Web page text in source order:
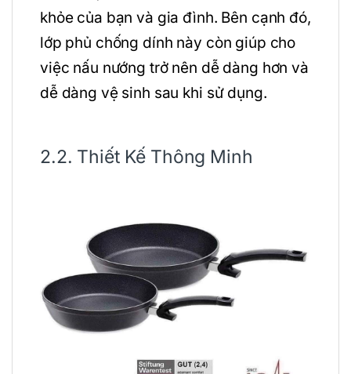
khỏe của bạn và gia đình. Bên cạnh đó,
lớp phủ chống dính này còn giúp cho
việc nấu nướng trở nên dễ dàng hơn và
dễ dàng vệ sinh sau khi sử dụng.
2.2. Thiết Kế Thông Minh